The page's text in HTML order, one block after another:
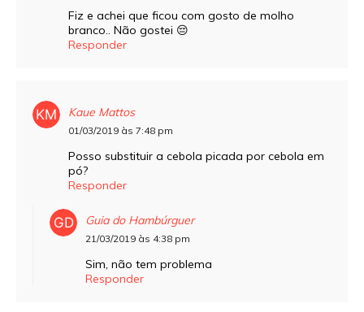
Fiz e achei que ficou com gosto de molho
branco.. Não gostei 😔
Responder
Kaue Mattos
01/03/2019 às 7:48 pm
Posso substituir a cebola picada por cebola em
pó?
Responder
Guia do Hambúrguer
21/03/2019 às 4:38 pm
Sim, não tem problema
Responder